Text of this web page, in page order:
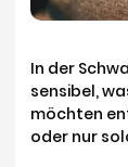
In der
sensibel,
möchten
oder nur